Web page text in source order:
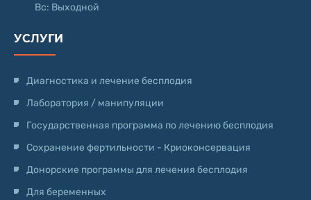
Вс: Выходной
УСЛУГИ
Диагностика и лечение бесплодия
Лаборатория / манипуляции
Государственная программа по лечению бесплодия
Сохранение фертильности - Криоконсервация
Донорские программы для лечения бесплодия
Для беременных